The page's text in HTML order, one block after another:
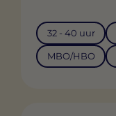
32 - 40 uur
MBO/HBO